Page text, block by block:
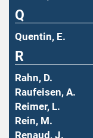
Q
Quentin, E.
R
Rahn, D.
Raufeisen, A.
Reimer, L.
Rein, M.
Renaud, J.